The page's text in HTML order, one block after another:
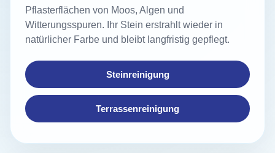
Pflasterflächen von Moos, Algen und
Witterungsspuren. Ihr Stein erstrahlt wieder in
natürlicher Farbe und bleibt langfristig gepflegt.
Steinreinigung
Terrassenreinigung